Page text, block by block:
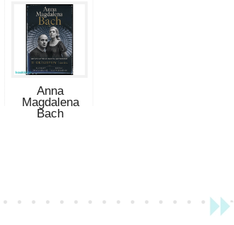
Anna
Magdalena
Bach